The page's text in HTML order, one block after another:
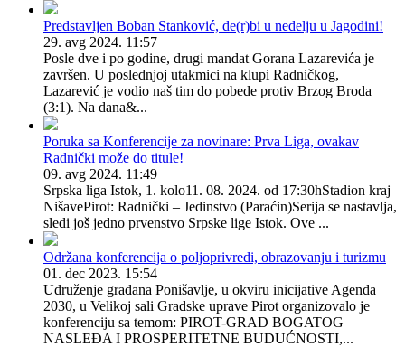
Predstavljen Boban Stanković, de(r)bi u nedelju u Jagodini!
29. avg 2024. 11:57
Posle dve i po godine, drugi mandat Gorana Lazarevića je
završen. U poslednjoj utakmici na klupi Radničkog,
Lazarević je vodio naš tim do pobede protiv Brzog Broda
(3:1). Na dana&...
Poruka sa Konferencije za novinare: Prva Liga, ovakav
Radnički može do titule!
09. avg 2024. 11:49
Srpska liga Istok, 1. kolo11. 08. 2024. od 17:30hStadion kraj
NišavePirot: Radnički – Jedinstvo (Paraćin)Serija se nastavlja,
sledi još jedno prvenstvo Srpske lige Istok. Ove ...
Održana konferencija o poljoprivredi, obrazovanju i turizmu
01. dec 2023. 15:54
Udruženje građana Ponišavlje, u okviru inicijative Agenda
2030, u Velikoj sali Gradske uprave Pirot organizovalo je
konferenciju sa temom: PIROT-GRAD BOGATOG
NASLEĐA I PROSPERITETNE BUDUĆNOSTI,...